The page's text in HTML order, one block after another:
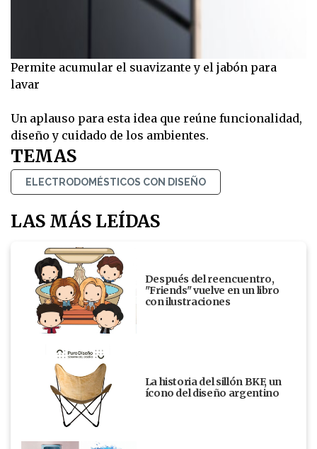
Permite acumular el suavizante y el jabón para
lavar
Un aplauso para esta idea que reúne funcionalidad,
diseño y cuidado de los ambientes.
TEMAS
ELECTRODOMÉSTICOS CON DISEÑO
LAS MÁS LEÍDAS
Después del reencuentro,
"Friends" vuelve en un libro
con ilustraciones
La historia del sillón BKF, un
ícono del diseño argentino